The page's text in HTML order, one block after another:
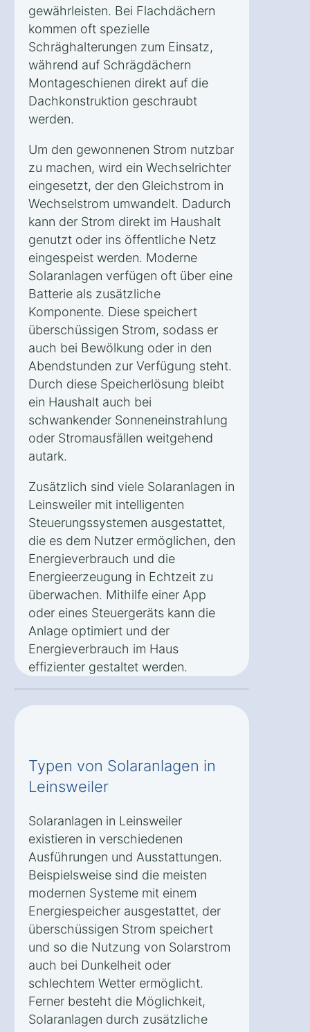
gewährleisten. Bei Flachdächern
kommen oft spezielle
Schräghalterungen zum Einsatz,
während auf Schrägdächern
Montageschienen direkt auf die
Dachkonstruktion geschraubt
werden.
Um den gewonnenen Strom nutzbar
zu machen, wird ein Wechselrichter
eingesetzt, der den Gleichstrom in
Wechselstrom umwandelt. Dadurch
kann der Strom direkt im Haushalt
genutzt oder ins öffentliche Netz
eingespeist werden. Moderne
Solaranlagen verfügen oft über eine
Batterie als zusätzliche
Komponente. Diese speichert
überschüssigen Strom, sodass er
auch bei Bewölkung oder in den
Abendstunden zur Verfügung steht.
Durch diese Speicherlösung bleibt
ein Haushalt auch bei
schwankender Sonneneinstrahlung
oder Stromausfällen weitgehend
autark.
Zusätzlich sind viele Solaranlagen in
Leinsweiler mit intelligenten
Steuerungssystemen ausgestattet,
die es dem Nutzer ermöglichen, den
Energieverbrauch und die
Energieerzeugung in Echtzeit zu
überwachen. Mithilfe einer App
oder eines Steuergeräts kann die
Anlage optimiert und der
Energieverbrauch im Haus
effizienter gestaltet werden.
Typen von Solaranlagen in
Leinsweiler
Solaranlagen in Leinsweiler
existieren in verschiedenen
Ausführungen und Ausstattungen.
Beispielsweise sind die meisten
modernen Systeme mit einem
Energiespeicher ausgestattet, der
überschüssigen Strom speichert
und so die Nutzung von Solarstrom
auch bei Dunkelheit oder
schlechtem Wetter ermöglicht.
Ferner besteht die Möglichkeit,
Solaranlagen durch zusätzliche